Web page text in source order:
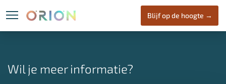
Blijf op de hoogte →
Wil je meer informatie?
ORION